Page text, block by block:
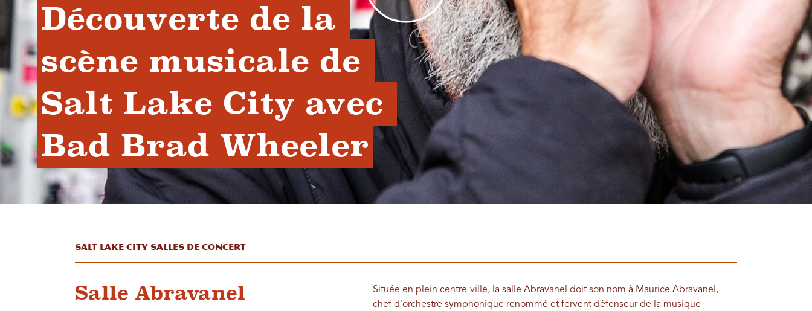
Découverte de la
scène musicale de
Salt Lake City avec
Bad Brad Wheeler
Salt Lake City Salles de concert
Salle Abravanel
Située en plein centre-ville, la salle Abravanel doit son nom à Maurice Abravanel,
chef d'orchestre symphonique renommé et fervent défenseur de la musique